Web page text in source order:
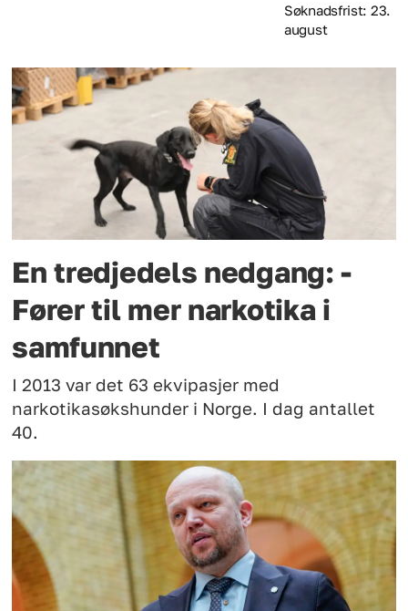
Søknadsfrist: 23.
En tredjedels nedgang: -
Fører til mer narkotika i
samfunnet
I 2013 var det 63 ekvipasjer med
narkotikasøkshunder i Norge. I dag antallet
40.